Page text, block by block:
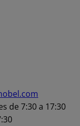
de 7:30 a 17:30